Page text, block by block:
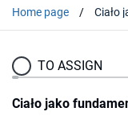
Home page
TO ASSIGN
Ciało jako